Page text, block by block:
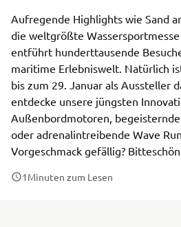
Aufregende Highlights wie Sand
die weltgrößte
entführt hunderttausende
maritime Erlebniswelt. Natürlich
bis zum 29. Januar als Aussteller
entdecke unsere jüngsten
Außenbordmotoren,
oder adrenalintreibende Wave
Vorgeschmack gefällig?
1Minuten zum Lesen